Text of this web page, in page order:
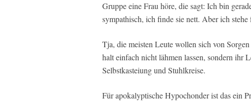
Gruppe eine Frau höre, die sagt: Ich bin
sympathisch, ich finde sie nett. Aber ich stehe
Tja, die meisten Leute wollen sich von
halt einfach nicht lähmen lassen, sondern ihr
Selbstkasteiung und Stuhlkreise.
Für apokalyptische Hypochonder ist das ein